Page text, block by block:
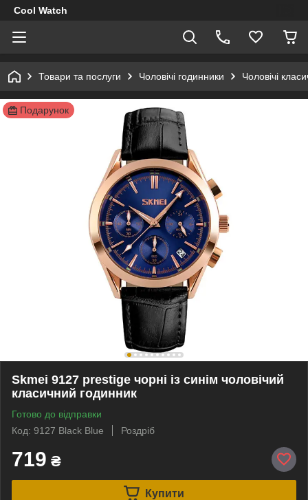
Cool Watch
Товари та послуги Чоловічі годинники Чоловічі
Подарунок
Skmei 9127 prestige чорні із синім чоловічий
класичний годинник
Готово до відправки
Код: 9127 Black Blue
Роздріб
719 ₴
Купити